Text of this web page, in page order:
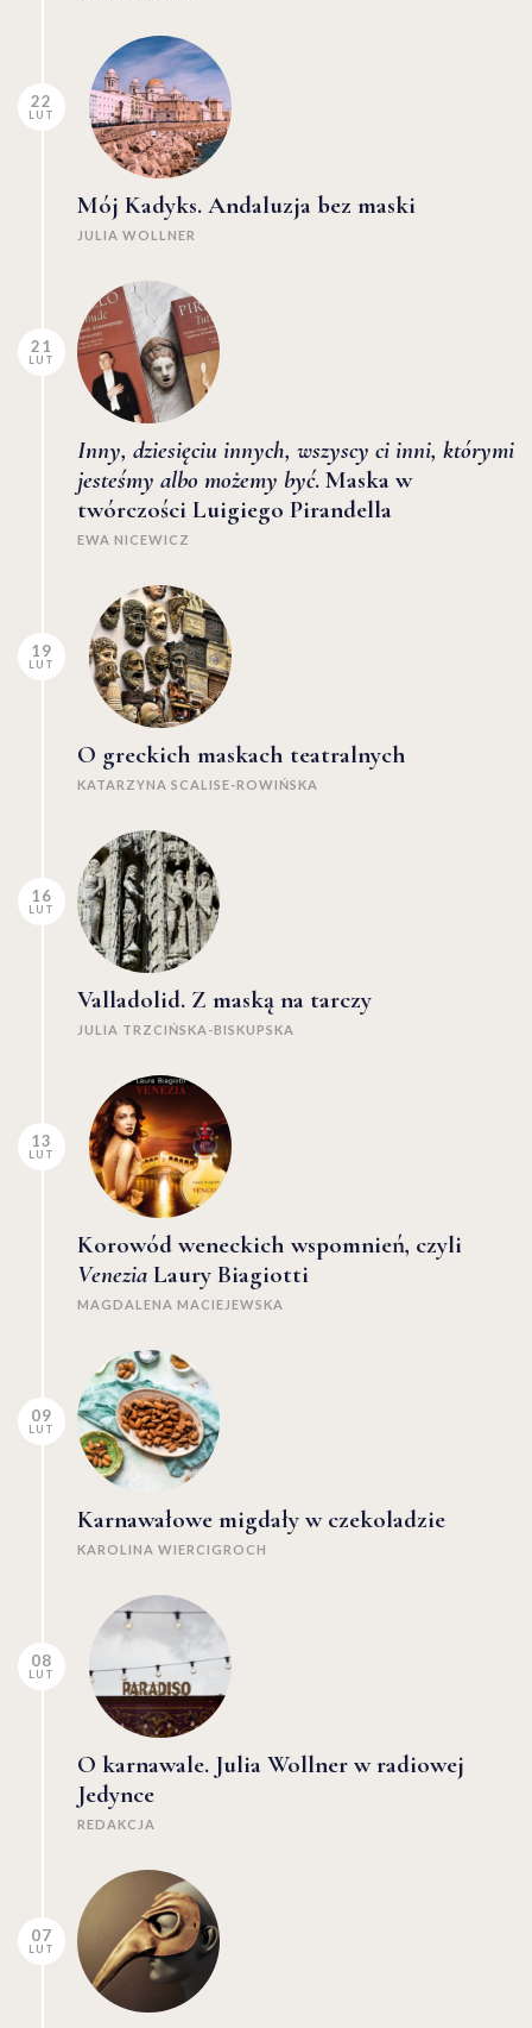
22
LUT
Mój Kadyks. Andaluzja bez maski
JULIA WOLLNER
21
LUT
Inny, dziesięciu innych, wszyscy ci inni, którymi
jesteśmy albo możemy być. Maska w
twórczości Luigiego Pirandella
EWA NICEWICZ
19
LUT
O greckich maskach teatralnych
KATARZYNA SCALISE-ROWIŃSKA
16
LUT
Valladolid. Z maską na tarczy
JULIA TRZCIŃSKA-BISKUPSKA
13
LUT
Korowód weneckich wspomnień, czyli
Venezia Laury Biagiotti
MAGDALENA MACIEJEWSKA
09
LUT
Karnawałowe migdały w czekoladzie
KAROLINA WIERCIGROCH
08
LUT
O karnawale. Julia Wollner w radiowej
Jedynce
REDAKCJA
07
LUT